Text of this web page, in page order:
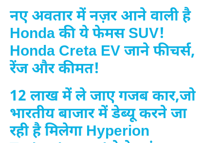
नए अवतार में नज़र आने वाली है
Honda की ये फेमस SUV!
Honda Creta EV जाने फीचर्स,
रेंज और कीमत!
12 लाख में ले जाए गजब कार,जो
भारतीय बाजार में डेब्यू करने जा
रही है मिलेगा Hyperion